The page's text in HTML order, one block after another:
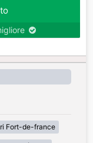
Fort-de-france